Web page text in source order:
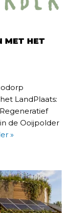
MET HET
LandPlaats:
de Ooijpolder
»